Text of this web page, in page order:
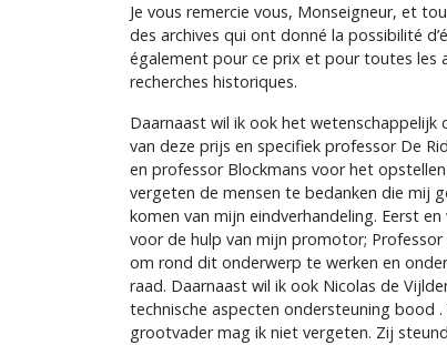
Je vous remercie vous, Monseigneur, et
des archives qui ont donné la possibilité
également pour ce prix et pour toutes les
recherches historiques.
Daarnaast wil ik ook het
van deze prijs en specifiek professor De
en professor Blockmans voor het
vergeten de mensen te bedanken die mij
komen van mijn eindverhandeling. Eerst
voor de hulp van mijn promotor;
om rond dit onderwerp te werken en
raad. Daarnaast wil ik ook Nicolas de
technische aspecten ondersteuning bood
grootvader mag ik niet vergeten. Zij